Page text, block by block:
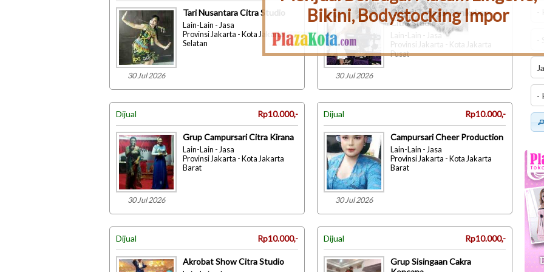
Bikini, Bodystocking Impor
30 Jul 2026
Tari Nusantara Citra Studio
Lain-Lain - Jasa
Provinsi Jakarta - Kota Jakarta
Selatan
30 Jul 2026
Organ Tunggal Penikahan
Citra Studio
Lain-Lain - Jasa
Provinsi Jakarta - Kota Jakarta
Pusat
Dijual Rp10.000,-
30 Jul 2026
Grup Campursari Citra Kirana
Lain-Lain - Jasa
Provinsi Jakarta - Kota Jakarta
Barat
Dijual Rp10.000,-
30 Jul 2026
Campursari Cheer Production
Lain-Lain - Jasa
Provinsi Jakarta - Kota Jakarta
Barat
Dijual Rp10.000,-
Akrobat Show Citra Studio
Dijual Rp10.000,-
Grup Sisingaan Cakra